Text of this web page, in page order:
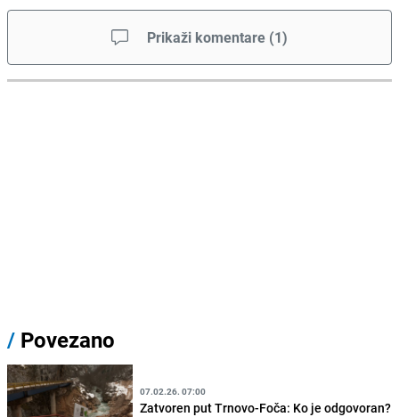
Prikaži komentare (1)
/ Povezano
07.02.26. 07:00
Zatvoren put Trnovo-Foča: Ko je odgovoran?